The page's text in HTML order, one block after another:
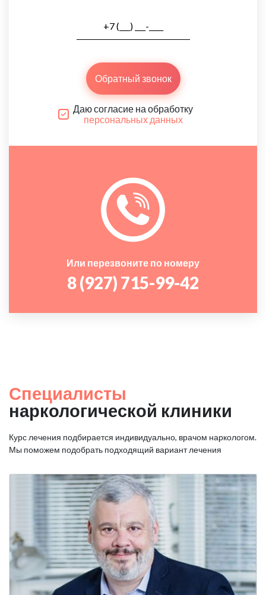
Обратный звонок
Даю согласие на обработку
персональных данных
Или перезвоните по номеру
8 (927) 715-99-42
Специалисты
наркологической клиники
Курс лечения подбирается индивидуально, врачом наркологом.
Мы поможем подобрать подходящий вариант лечения